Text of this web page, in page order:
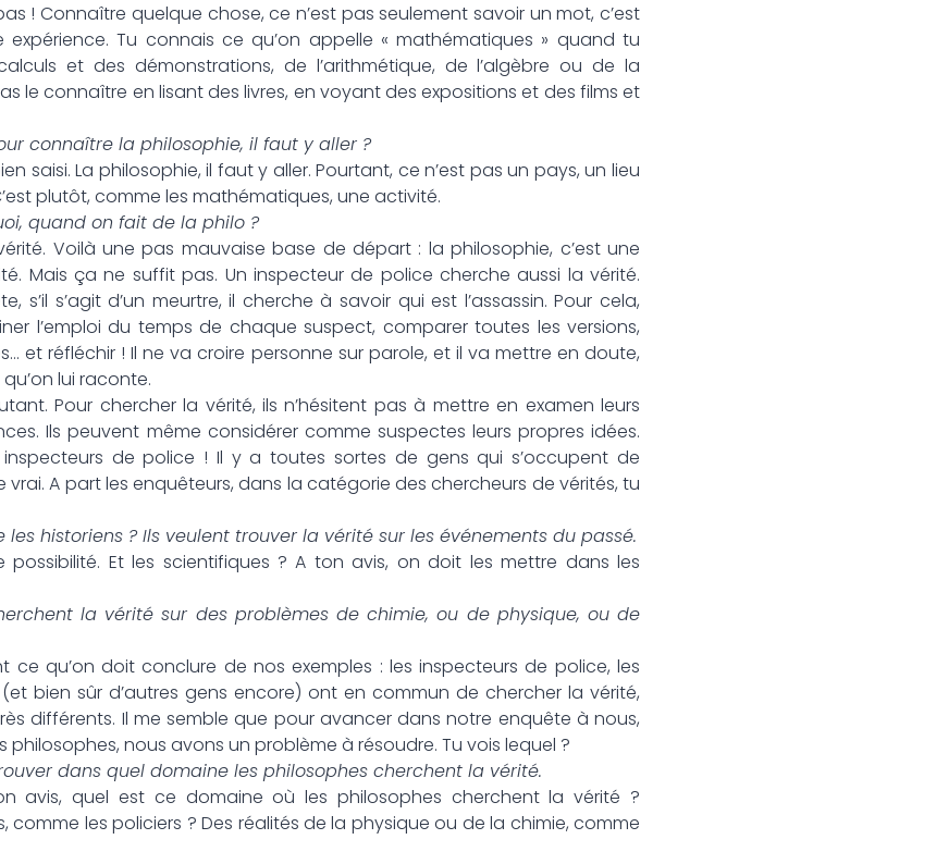
! Connaître quelque chose, ce n’est pas seulement savoir un mot, c’est
expérience. Tu connais ce qu’on appelle « mathématiques » quand tu
et des démonstrations, de l’arithmétique, de l’algèbre ou de la
le connaître en lisant des livres, en voyant des expositions et des films et
connaître la philosophie, il faut y aller ?
saisi. La philosophie, il faut y aller. Pourtant, ce n’est pas un pays, un lieu
plutôt, comme les mathématiques, une activité.
quand on fait de la philo ?
Voilà une pas mauvaise base de départ : la philosophie, c’est une
Mais ça ne suffit pas. Un inspecteur de police cherche aussi la vérité.
s’il s’agit d’un meurtre, il cherche à savoir qui est l’assassin. Pour cela,
l’emploi du temps de chaque suspect, comparer toutes les versions,
et réfléchir ! Il ne va croire personne sur parole, et il va mettre en doute,
lui raconte.
Pour chercher la vérité, ils n’hésitent pas à mettre en examen leurs
Ils peuvent même considérer comme suspectes leurs propres idées.
de police ! Il y a toutes sortes de gens qui s’occupent de
A part les enquêteurs, dans la catégorie des chercheurs de vérités, tu
les historiens ? Ils veulent trouver la vérité sur les événements du passé.
possibilité. Et les scientifiques ? A ton avis, on doit les mettre dans les
la vérité sur des problèmes de chimie, ou de physique, ou de
ce qu’on doit conclure de nos exemples : les inspecteurs de police, les
bien sûr d’autres gens encore) ont en commun de chercher la vérité,
différents. Il me semble que pour avancer dans notre enquête à nous,
nous avons un problème à résoudre. Tu vois lequel ?
dans quel domaine les philosophes cherchent la vérité.
avis, quel est ce domaine où les philosophes cherchent la vérité ?
comme les policiers ? Des réalités de la physique ou de la chimie, comme